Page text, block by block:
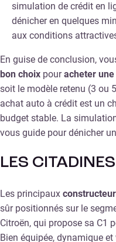
simulation de crédit en
dénicher en quelques
aux conditions
En guise de conclusion,
bon choix pouracheter
soit le modèle retenu (3 ou
achat auto à crédit est un
budget stable. La
vous guide pour dénicher
LES
Les principaux
sûr positionnés sur le
Citroën, qui propose sa C1
Bien équipée, dynamique